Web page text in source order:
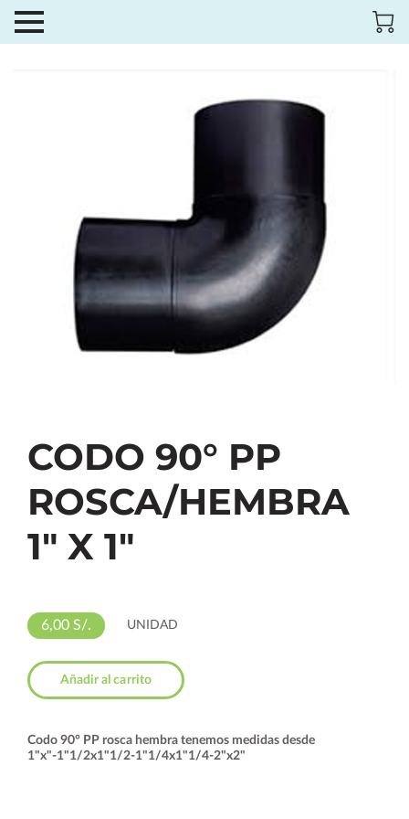
CODO 90° PP
ROSCA/HEMBRA
1" X 1"
6,00 S/. UNIDAD
Añadir al carrito
Codo 90° PP rosca hembra tenemos medidas desde
1"x"-1"1/2x1"1/2-1"1/4x1"1/4-2"x2"